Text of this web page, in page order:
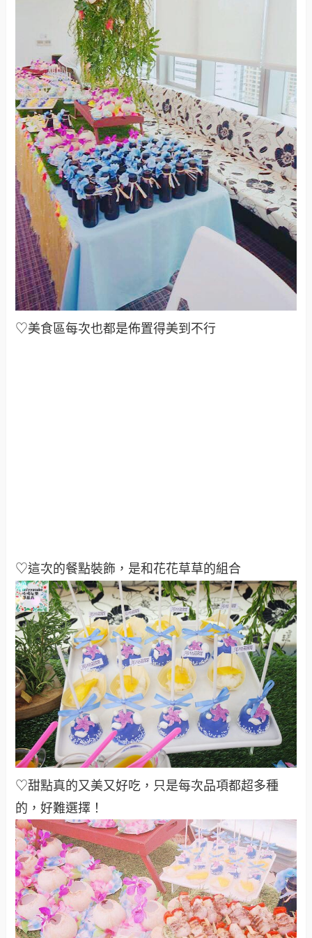
♡美食區每次也都是佈置得美到不行
♡這次的餐點裝飾，是和花花草草的組合
♡甜點真的又美又好吃，只是每次品項都超多種
的，好難選擇！